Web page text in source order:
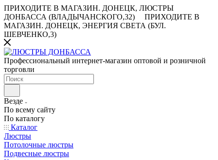
ПРИХОДИТЕ В МАГАЗИН. ДОНЕЦК, ЛЮСТРЫ
ДОНБАССА (ВЛАДЫЧАНСКОГО,32)
ПРИХОДИТЕ В
МАГАЗИН. ДОНЕЦК, ЭНЕРГИЯ СВЕТА (БУЛ.
ШЕВЧЕНКО,3)
Профессиональный интернет-магазин оптовой и розничной
торговли
Везде
По всему сайту
По каталогу
Каталог
Люстры
Потолочные люстры
Подвесные люстры